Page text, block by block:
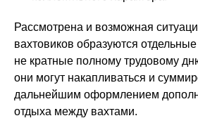
Рассмотрена и возможная
вахтовиков образуются
не кратные полному трудовому
они могут накапливаться и
дальнейшим оформлением
отдыха между вахтами.